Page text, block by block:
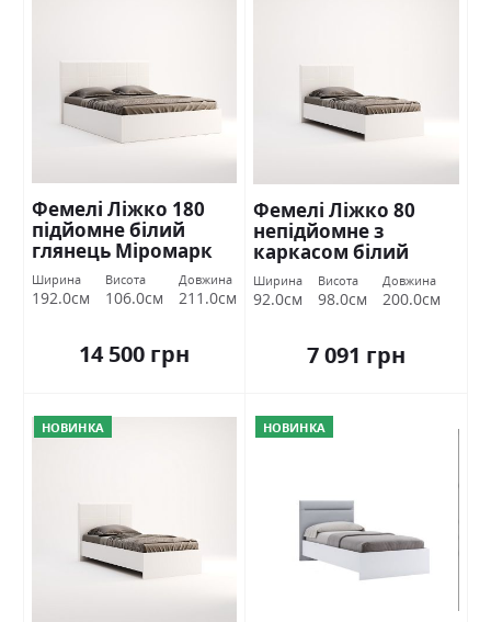
Фемелі Ліжко 180
підйомне білий
глянець Міромарк
Ширина
192.0см
Висота
106.0см
Довжина
211.0см
14 500 грн
Фемелі Ліжко 80
непідйомне з
каркасом білий
глянець Міромарк
Ширина
92.0см
Висота
98.0см
Довжина
200.0см
7 091 грн
НОВИНКА НОВИНКА